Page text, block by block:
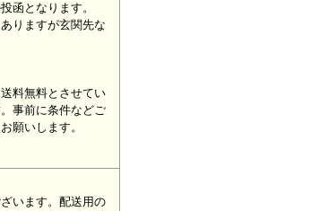
函となります。
りますが玄関先な
料無料とさせてい
事前に条件などご
願いします。
います。配送用の